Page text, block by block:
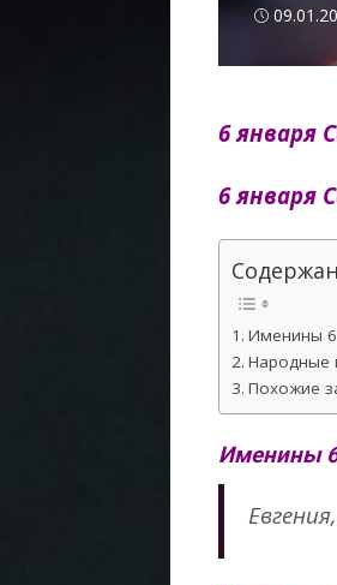
6 января
6 января
Именины
Народные
Похожие
Именины